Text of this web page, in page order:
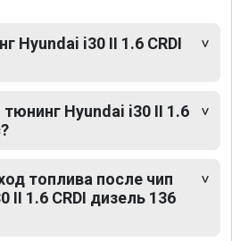
Hyundai i30 II 1.6 CRDI
Hyundai i30 II 1.6
топлива после чип
II 1.6 CRDI дизель 136